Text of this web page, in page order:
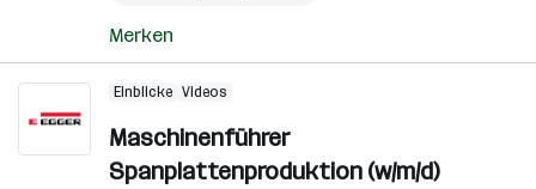
Merken
Einblicke Videos
Maschinenführer
Spanplattenproduktion (w/m/d)